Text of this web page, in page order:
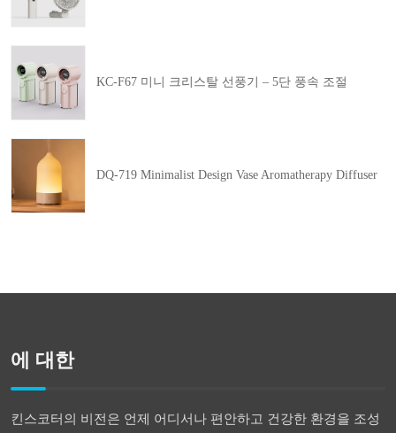
KC-F67 미니 크리스탈 선풍기 – 5단 풍속 조절
DQ-719 Minimalist Design Vase Aromatherapy Diffuser
에 대한
킨스코터의 비전은 언제 어디서나 편안하고 건강한 환경을 조성